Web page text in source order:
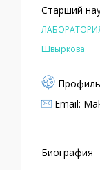
Старший
Швыркова
Email:
Биография